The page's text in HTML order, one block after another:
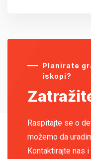
Planirate
iskopi?
Raspitajte se o
možemo da
Kontaktirajte nas